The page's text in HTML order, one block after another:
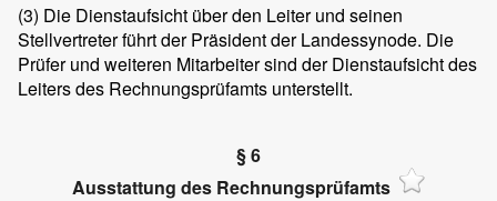
(3) Die Dienstaufsicht über den Leiter und seinen
Stellvertreter führt der Präsident der Landessynode. Die
Prüfer und weiteren Mitarbeiter sind der Dienstaufsicht des
Leiters des Rechnungsprüfamts unterstellt.
§ 6
Ausstattung des Rechnungsprüfamts